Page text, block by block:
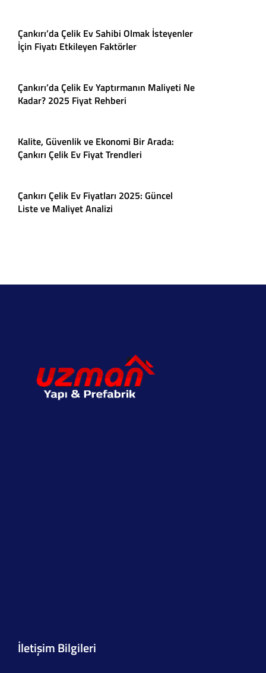
Çankırı’da Çelik Ev Sahibi Olmak İsteyenler
İçin Fiyatı Etkileyen Faktörler
Çankırı’da Çelik Ev Yaptırmanın Maliyeti Ne
Kadar? 2025 Fiyat Rehberi
Kalite, Güvenlik ve Ekonomi Bir Arada:
Çankırı Çelik Ev Fiyat Trendleri
Çankırı Çelik Ev Fiyatları 2025: Güncel
Liste ve Maliyet Analizi
İletişim Bilgileri